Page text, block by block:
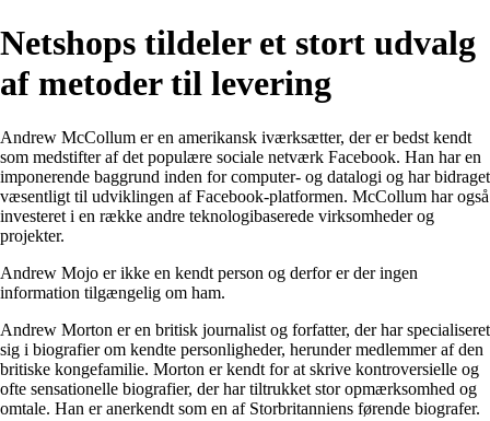
Netshops tildeler et stort udvalg
af metoder til levering
Andrew McCollum er en amerikansk iværksætter, der er bedst kendt
som medstifter af det populære sociale netværk Facebook. Han har en
imponerende baggrund inden for computer- og datalogi og har bidraget
væsentligt til udviklingen af Facebook-platformen. McCollum har også
investeret i en række andre teknologibaserede virksomheder og
projekter.
Andrew Mojo er ikke en kendt person og derfor er der ingen
information tilgængelig om ham.
Andrew Morton er en britisk journalist og forfatter, der har specialiseret
sig i biografier om kendte personligheder, herunder medlemmer af den
britiske kongefamilie. Morton er kendt for at skrive kontroversielle og
ofte sensationelle biografier, der har tiltrukket stor opmærksomhed og
omtale. Han er anerkendt som en af Storbritanniens førende biografer.